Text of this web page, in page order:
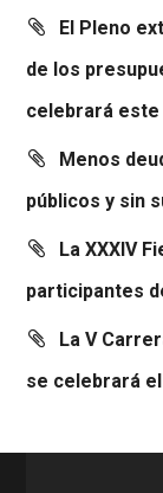
El Pleno
de los
celebrará
Menos
públicos y sin
La XXXIV
participantes
La V
se celebrará